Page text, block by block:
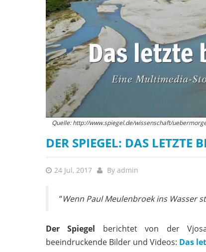
Quelle: http://www.spiegel.de/wissenschaft/
DER SPIEGEL: DAS LETZTE
24 Jul, 2017 By admin
“Wenn Paul Meulenbroek ins Wasser
Der Spiegel berichtet von der
beeindruckende Bilder und Videos: Das